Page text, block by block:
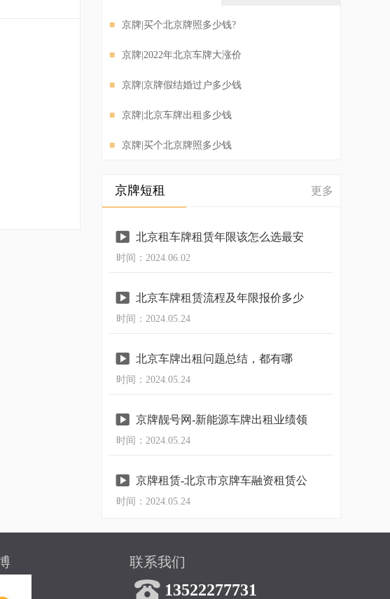
■ 京牌|买个北京牌照多少钱?
■ 京牌|2022年北京车牌大涨价
■ 京牌|京牌假结婚过户多少钱
■ 京牌|北京车牌出租多少钱
■ 京牌|买个北京牌照多少钱
京牌短租 更多
 北京租车牌租赁年限该怎么选最安
全？
时间：2024.06.02
 北京车牌租赁流程及年限报价多少
钱？
时间：2024.05.24
 北京车牌出租问题总结，都有哪
些？
时间：2024.05.24
 京牌靓号网-新能源车牌出租业绩领
先者
时间：2024.05.24
 京牌租赁-北京市京牌车融资租赁公
司
时间：2024.05.24
联系我们
 13522277731